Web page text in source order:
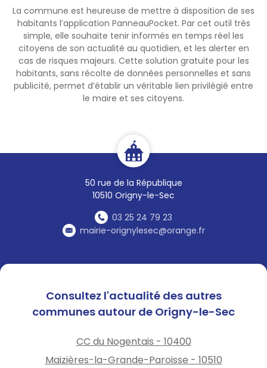
La commune est heureuse de mettre à disposition de ses
habitants l’application PanneauPocket. Par cet outil très
simple, elle souhaite tenir informés en temps réel les
citoyens de son actualité au quotidien, et les alerter en
cas de risques majeurs. Cette solution gratuite pour les
habitants, sans récolte de données personnelles et sans
publicité, permet d’établir un véritable lien privilégié entre
le maire et ses citoyens.
50 rue de la République
10510 Origny-le-Sec
03 25 24 79 23
mairie-orignylesec@orange.fr
Consultez l'actualité des autres
communes autour de Origny-le-Sec
CC du Nogentais - 10400
Maizières-la-Grande-Paroisse - 10510